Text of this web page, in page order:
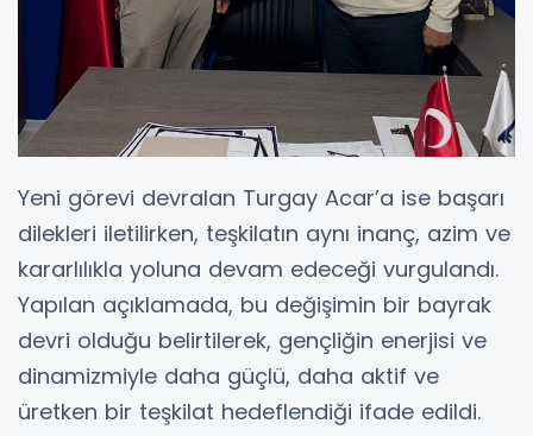
Yeni görevi devralan Turgay Acar’a ise başarı
dilekleri iletilirken, teşkilatın aynı inanç, azim ve
kararlılıkla yoluna devam edeceği vurgulandı.
Yapılan açıklamada, bu değişimin bir bayrak
devri olduğu belirtilerek, gençliğin enerjisi ve
dinamizmiyle daha güçlü, daha aktif ve
üretken bir teşkilat hedeflendiği ifade edildi.